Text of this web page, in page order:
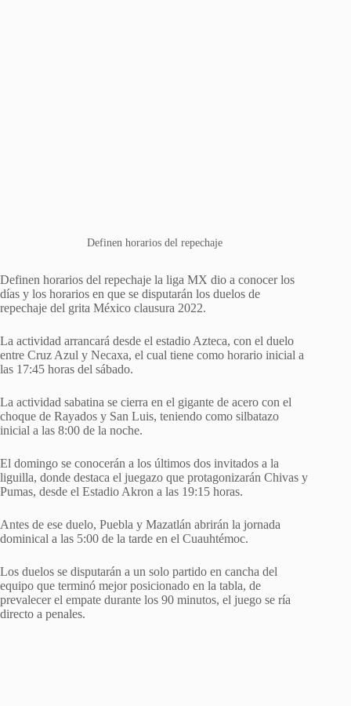
Definen horarios del repechaje
Definen horarios del repechaje la liga MX dio a conocer los
días y los horarios en que se disputarán los duelos de
repechaje del grita México clausura 2022.
La actividad arrancará desde el estadio Azteca, con el duelo
entre Cruz Azul y Necaxa, el cual tiene como horario inicial a
las 17:45 horas del sábado.
La actividad sabatina se cierra en el gigante de acero con el
choque de Rayados y San Luis, teniendo como silbatazo
inicial a las 8:00 de la noche.
El domingo se conocerán a los últimos dos invitados a la
liguilla, donde destaca el juegazo que protagonizarán Chivas y
Pumas, desde el Estadio Akron a las 19:15 horas.
Antes de ese duelo, Puebla y Mazatlán abrirán la jornada
dominical a las 5:00 de la tarde en el Cuauhtémoc.
Los duelos se disputarán a un solo partido en cancha del
equipo que terminó mejor posicionado en la tabla, de
prevalecer el empate durante los 90 minutos, el juego se ría
directo a penales.